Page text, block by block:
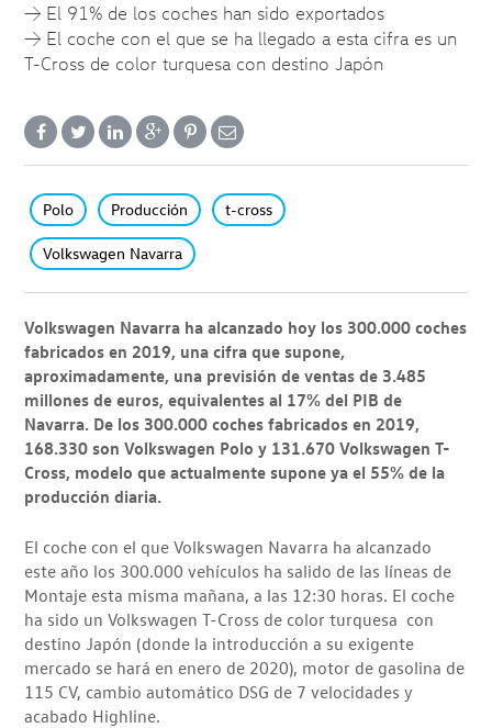
→ El 91% de los coches han sido exportados
→ El coche con el que se ha llegado a esta cifra es un
T-Cross de color turquesa con destino Japón
Polo Producción t-cross
Volkswagen Navarra
Volkswagen Navarra ha alcanzado hoy los 300.000 coches
fabricados en 2019, una cifra que supone,
aproximadamente, una previsión de ventas de 3.485
millones de euros, equivalentes al 17% del PIB de
Navarra. De los 300.000 coches fabricados en 2019,
168.330 son Volkswagen Polo y 131.670 Volkswagen T-
Cross, modelo que actualmente supone ya el 55% de la
producción diaria.
El coche con el que Volkswagen Navarra ha alcanzado
este año los 300.000 vehículos ha salido de las líneas de
Montaje esta misma mañana, a las 12:30 horas. El coche
ha sido un Volkswagen T-Cross de color turquesa con
destino Japón (donde la introducción a su exigente
mercado se hará en enero de 2020), motor de gasolina de
115 CV, cambio automático DSG de 7 velocidades y
acabado Highline.